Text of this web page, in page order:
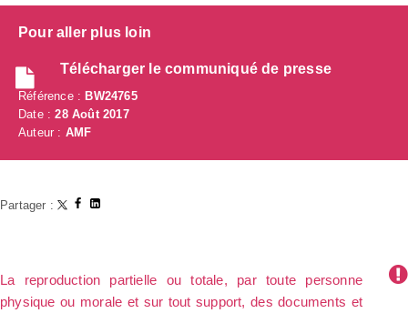
Pour aller plus loin
Télécharger le communiqué de presse
Référence :BW24765
Date :28 Août 2017
Auteur : AMF
Partager :
La reproduction partielle ou totale, par toute personne
physique ou morale et sur tout support, des documents et